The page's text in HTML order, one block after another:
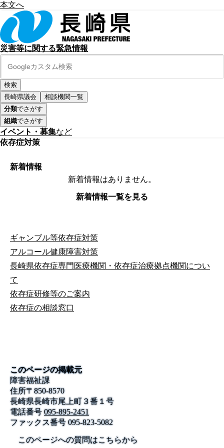
本文へ
災害等に関する緊急情報
長崎県議会
相談機関一覧
分類でさがす
組織でさがす
イベント・募集など
依存症対策
新着情報
新着情報はありません。
新着情報一覧を見る
ギャンブル等依存症対策
アルコール健康障害対策
長崎県依存症専門医療機関・依存症治療拠点機関につい
て
依存症研修等のご案内
依存症の相談窓口
このページの掲載元
障害福祉課
住所〒850-8570
長崎県長崎市尾上町３番１号
電話番号 095-895-2451
ファックス番号095-823-5082
このページへの質問はこちらから